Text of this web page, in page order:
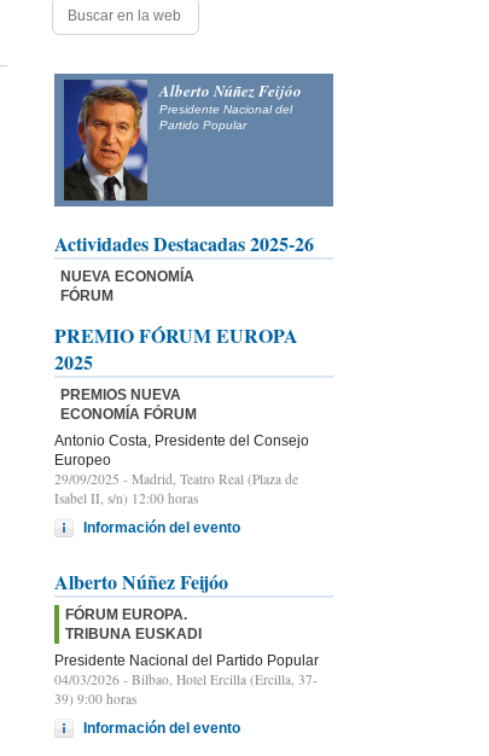
Alberto Núñez Feijóo
Presidente Nacional del
Partido Popular
Actividades Destacadas 2025-26
NUEVA ECONOMÍA
FÓRUM
PREMIO FÓRUM EUROPA
2025
PREMIOS NUEVA
ECONOMÍA FÓRUM
Antonio Costa, Presidente del Consejo
Europeo
29/09/2025 - Madrid, Teatro Real (Plaza de
Isabel II, s/n) 12:00 horas
Información del evento
Alberto Núñez Feijóo
FÓRUM EUROPA.
TRIBUNA EUSKADI
Presidente Nacional del Partido Popular
04/03/2026 - Bilbao, Hotel Ercilla (Ercilla, 37-
39) 9:00 horas
Información del evento